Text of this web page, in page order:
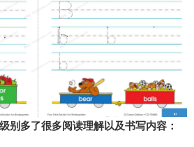
别多了很多阅读理解以及书写内容：